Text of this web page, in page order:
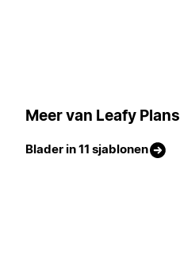
Meer van Leafy Plans
Blader in 11 sjablonen